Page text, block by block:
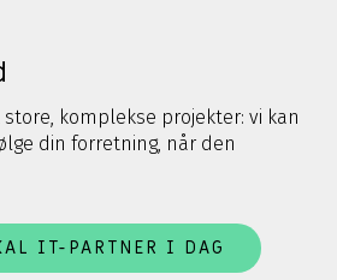
store, komplekse projekter: vi kan
din forretning, når den
IT-PARTNER I DAG